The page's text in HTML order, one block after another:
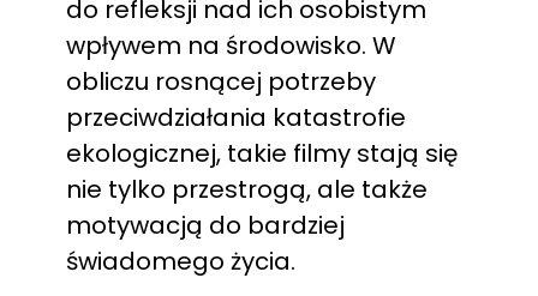
do refleksji nad ich osobistym
wpływem na środowisko. W
obliczu rosnącej potrzeby
przeciwdziałania katastrofie
ekologicznej, takie filmy stają się
nie tylko przestrogą, ale także
motywacją do bardziej
świadomego życia.